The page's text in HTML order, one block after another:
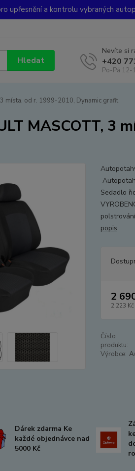
upřesnění a kontrolu vybraných
Hledat
Nevíte si
+420
Po-Pá 12-
místa, od r. 1999-2010, Dynamic grafit
MASCOTT, 3
Sedadlo
popis
2
2 223 Kč
Číslo
produktu:
Výrobce:
Dárek zdarma Ke
každé objednávce nad
5000 Kč